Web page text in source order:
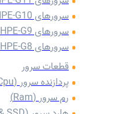
سرورهای HPE-G10
سرورهای HPE-G9
سرورهای HPE-G8
قطعات سرور
پردازنده سرور (Cpu)
رم سرور (Ram)